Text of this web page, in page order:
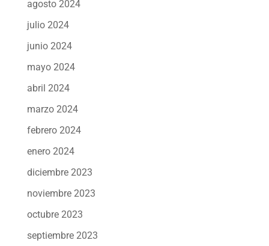
agosto 2024
julio 2024
junio 2024
mayo 2024
abril 2024
marzo 2024
febrero 2024
enero 2024
diciembre 2023
noviembre 2023
octubre 2023
septiembre 2023